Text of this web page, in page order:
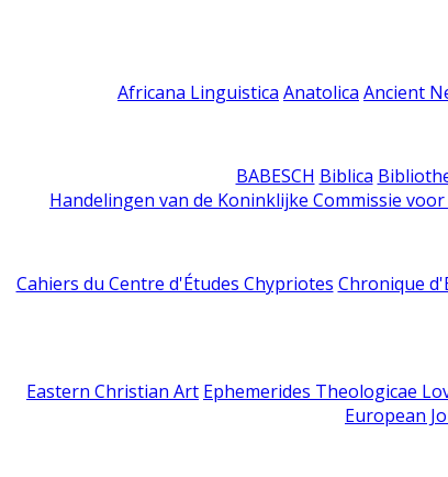
Africana Linguistica Anatolica Ancient
BABESCH Biblica
Handelingen van de Koninklijke Commissie voor
Cahiers du Centre d'Études Chypriotes Chronique
Eastern Christian Art Ephemerides Theologicae
European